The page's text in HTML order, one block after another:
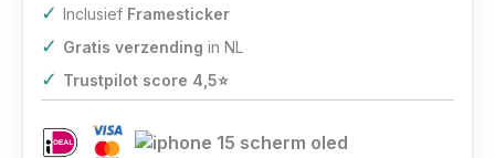
✓ Inclusief Framesticker
✓ Gratis verzending in NL
✓ Trustpilot score 4,5⭐️